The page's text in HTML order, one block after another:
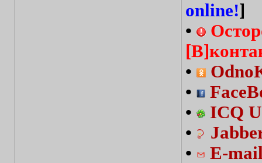
online!]
•
•
•
•
ICQ
•
•
E-